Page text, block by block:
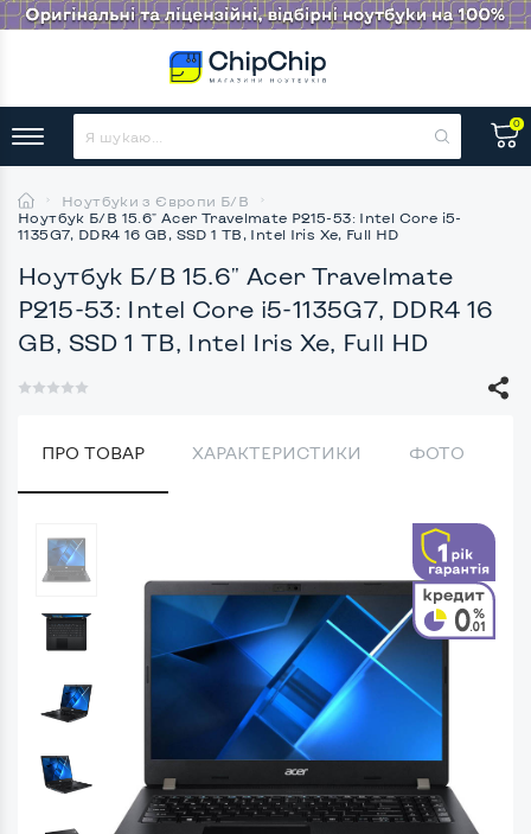
0
Ноутбуки з Європи Б/В
Ноутбук Б/В 15.6" Acer Travelmate P215-53: Intel Core i5-
1135G7, DDR4 16 GB, SSD 1 TB, Intel Iris Xe, Full HD
Ноутбук Б/В 15.6" Acer Travelmate
P215-53: Intel Core i5-1135G7, DDR4 16
GB, SSD 1 TB, Intel Iris Xe, Full HD
ПРО ТОВАР ХАРАКТЕРИСТИКИ ФОТО